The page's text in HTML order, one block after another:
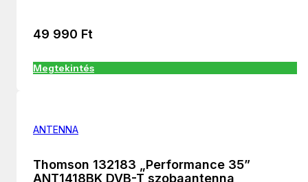
49 990 Ft
Megtekintés
ANTENNA
Thomson 132183 „Performance 35”
ANT1418BK DVB-T szobaantenna